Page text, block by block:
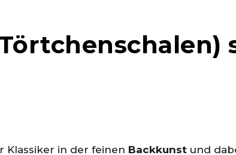
Klassiker in der feinen Backkunst und